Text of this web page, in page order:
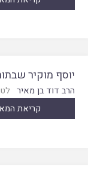
יוסף מוקיר
הרב דוד בן מאיר
קריאת